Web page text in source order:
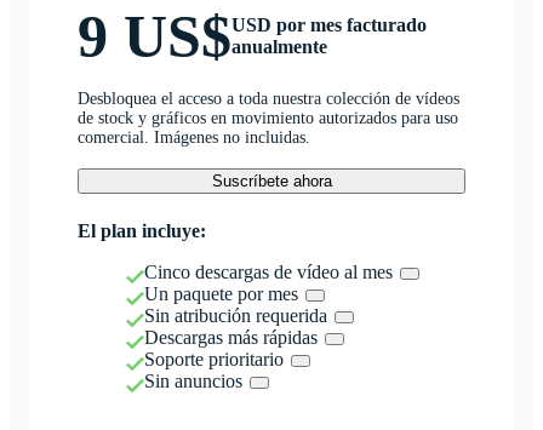
9 US$USD por mes facturado
anualmente
Desbloquea el acceso a toda nuestra colección de vídeos
de stock y gráficos en movimiento autorizados para uso
comercial. Imágenes no incluidas.
Suscríbete ahora
El plan incluye:
Cinco descargas de vídeo al mes
Un paquete por mes
Sin atribución requerida
Descargas más rápidas
Soporte prioritario
Sin anuncios